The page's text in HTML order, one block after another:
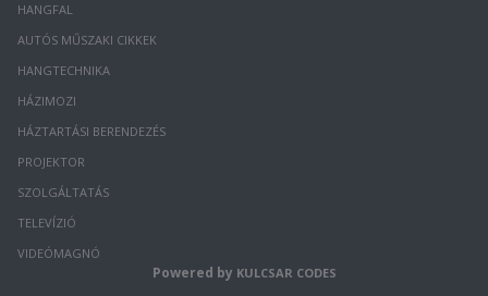
HANGFAL
AUTÓS MŰSZAKI CIKKEK
HANGTECHNIKA
HÁZIMOZI
HÁZTARTÁSI BERENDEZÉS
PROJEKTOR
SZOLGÁLTATÁS
TELEVÍZIÓ
VIDEÓMAGNÓ
Powered by KULCSAR CODES